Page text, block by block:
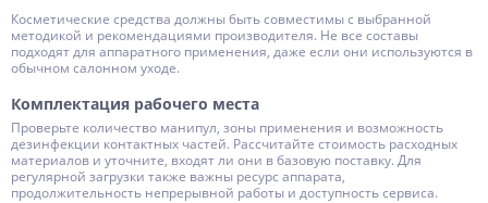
Косметические средства должны быть совместимы с выбранной
методикой и рекомендациями производителя. Не все составы
подходят для аппаратного применения, даже если они используются в
обычном салонном уходе.
Комплектация рабочего места
Проверьте количество манипул, зоны применения и возможность
дезинфекции контактных частей. Рассчитайте стоимость расходных
материалов и уточните, входят ли они в базовую поставку. Для
регулярной загрузки также важны ресурс аппарата,
продолжительность непрерывной работы и доступность сервиса.